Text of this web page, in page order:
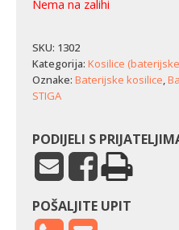
Nema na zalihi
SKU: 1302
Kategorija: Kosilice
Oznake: Baterijske kosilice,
STIGA
PODIJELI S
POŠALJITE UPIT